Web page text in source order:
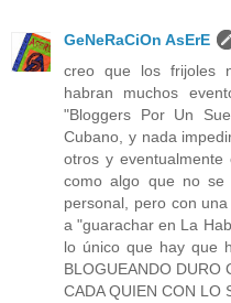
GeNeRaCiOn AsErE
creo que los frijoles
habran muchos
"Bloggers Por Un
Cubano, y nada
otros y
como algo que no se
personal, pero con
a "guarachar en La
lo único que hay que
BLOGUEANDO DURO
CADA QUIEN CON LO